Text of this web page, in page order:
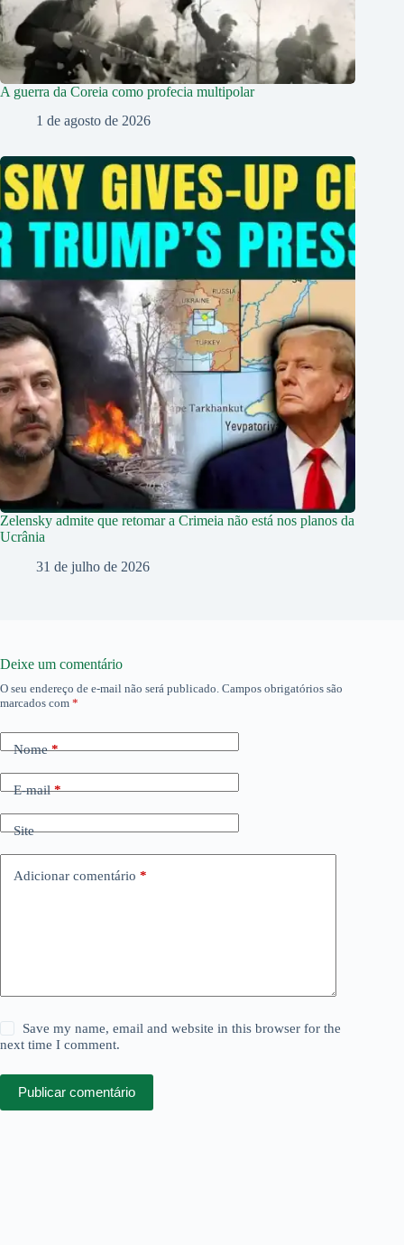
A guerra da Coreia como profecia multipolar
1 de agosto de 2026
Zelensky admite que retomar a Crimeia não está nos planos da
Ucrânia
31 de julho de 2026
Deixe um comentário
O seu endereço de e-mail não será publicado. Campos obrigatórios são
marcados com *
Nome*
E-mail*
Site
Adicionar comentário *
Save my name, email and website in this browser for the
next time I comment.
Publicar comentário